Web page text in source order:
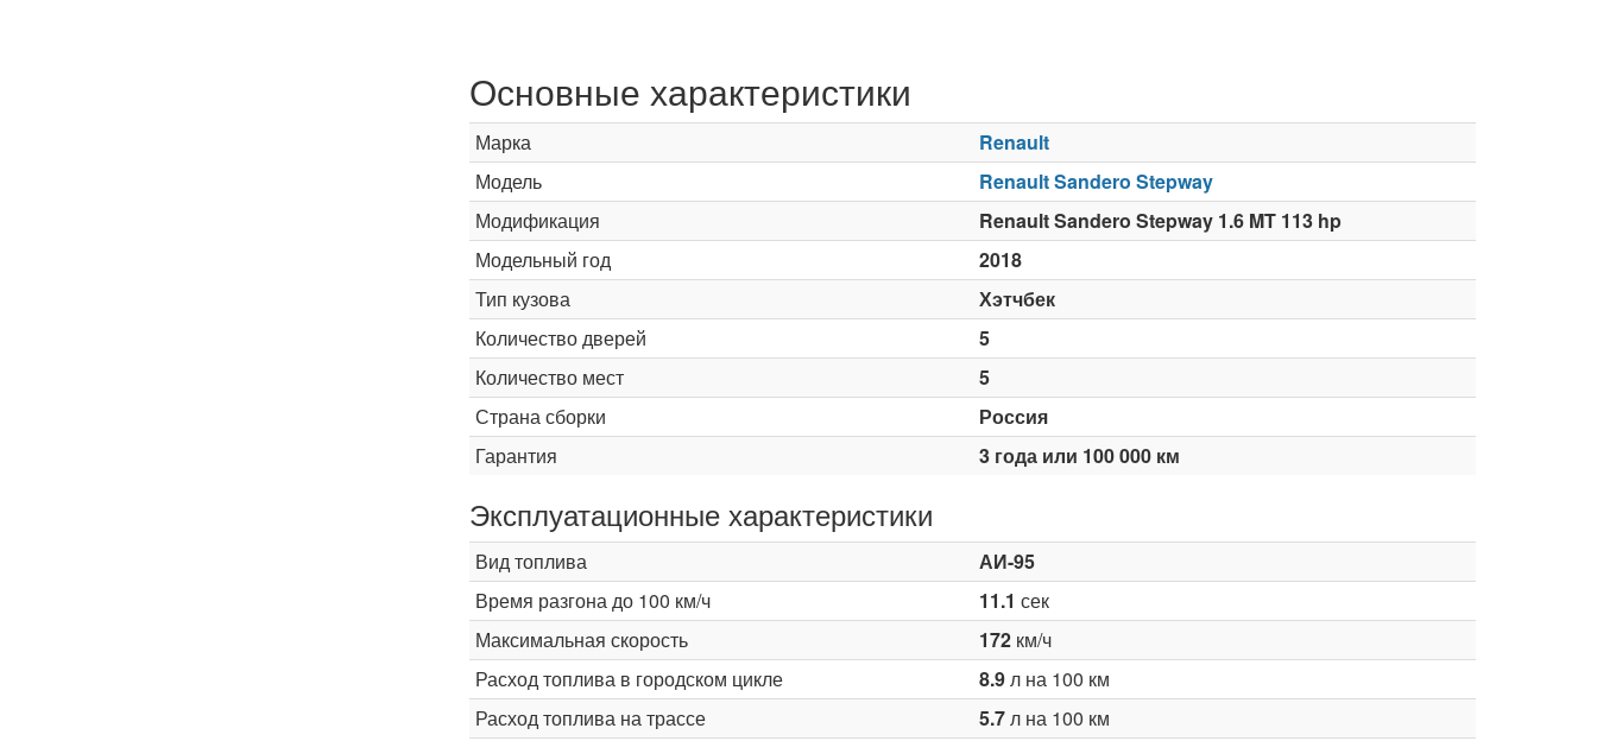
Основные характеристики
Марка
Renault
Модель
Renault Sandero Stepway
Модификация
Renault Sandero Stepway 1.6 MT 113 hp
Модельный год
2018
Тип кузова
Хэтчбек
Количество дверей
5
Количество мест
5
Страна сборки
Россия
Гарантия
3 года или 100 000 км
Эксплуатационные характеристики
Вид топлива
АИ-95
Время разгона до 100 км/ч
11.1 сек
Максимальная скорость
172км/ч
Расход топлива в городском цикле
8.9л на 100 км
Расход топлива на трассе
5.7л на 100 км